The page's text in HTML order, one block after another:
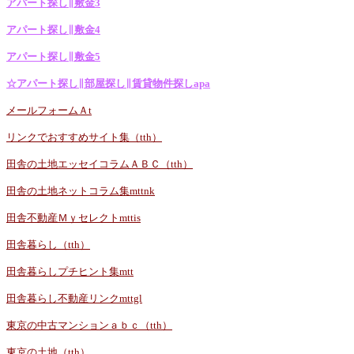
アパート探し∥敷金3
アパート探し∥敷金4
アパート探し∥敷金5
☆アパート探し∥部屋探し∥賃貸物件探しapa
メールフォームＡt
リンクでおすすめサイト集（tth）
田舎の土地エッセイコラムＡＢＣ（tth）
田舎の土地ネットコラム集mttnk
田舎不動産Ｍｙセレクトmttis
田舎暮らし（tth）
田舎暮らしプチヒント集mtt
田舎暮らし不動産リンクmttgl
東京の中古マンションａｂｃ（tth）